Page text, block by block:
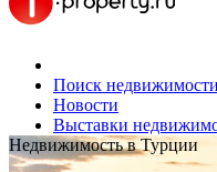
Поиск недвижимости
Новости
Выставки
Недвижимость в Турции